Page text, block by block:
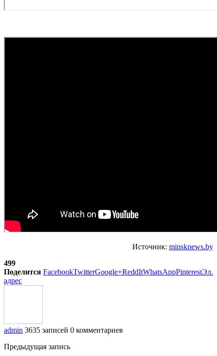
Источник: minsknews.by
499
Поделится FacebookTwitterGoogle+ReddItWhatsAppPinterestЭл.
адрес
admin 3635 записей 0 комментариев
Предыдущая запись